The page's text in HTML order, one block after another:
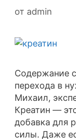
от admin
Содержание
перехода в
Михаил,
Креатин —
добавка для
силы. Даже